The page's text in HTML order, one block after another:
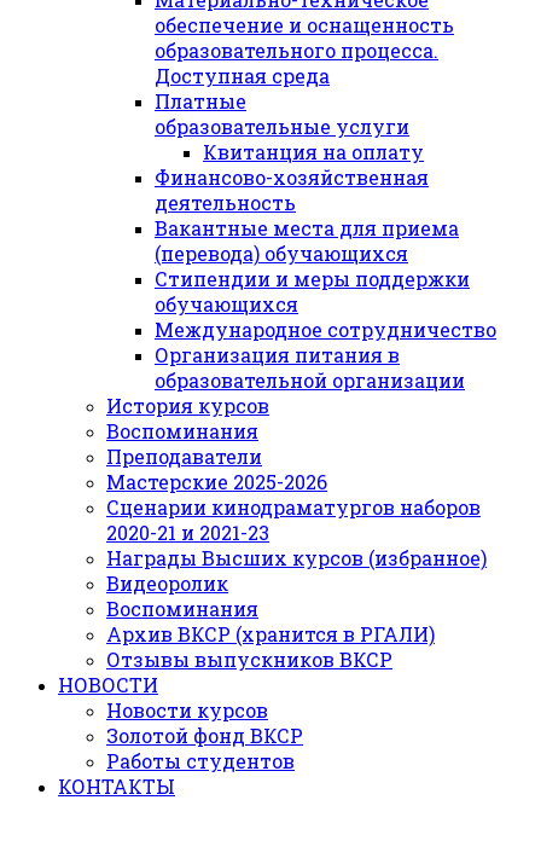
обеспечение и оснащенность
образовательного процесса.
Доступная среда
Платные
образовательные услуги
Квитанция на оплату
Финансово-хозяйственная
деятельность
Вакантные места для приема
(перевода) обучающихся
Стипендии и меры поддержки
обучающихся
Международное сотрудничество
Организация питания в
образовательной организации
История курсов
Воспоминания
Преподаватели
Мастерские 2025-2026
Сценарии кинодраматургов наборов
2020-21 и 2021-23
Награды Высших курсов (избранное)
Видеоролик
Воспоминания
Архив ВКСР (хранится в РГАЛИ)
Отзывы выпускников ВКСР
НОВОСТИ
Новости курсов
Золотой фонд ВКСР
Работы студентов
КОНТАКТЫ